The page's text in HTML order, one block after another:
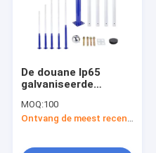
De douane Ip65
galvaniseerde
8 - 12M Single Arm
Road Pool Delen
MOQ:100